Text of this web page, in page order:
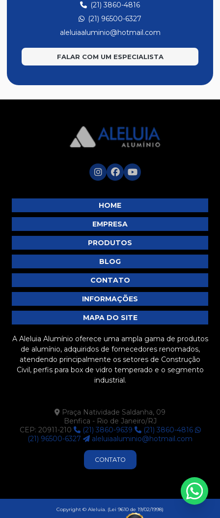
Linha de Temperado
Linha de Temperado Leve
Linha Móveis
Linha Suprema
Tubos
Tubos Redondo
Venezianas
Vitrines
(21) 3860-4816
(21) 96500-6327
aleluiaaluminio@hotmail.com
FALAR COM UM ESPECIALISTA
HOME
EMPRESA
PRODUTOS
BLOG
CONTATO
INFORMAÇÕES
MAPA DO SITE
A Aleluia Alumínio oferece uma ampla gama de produtos
de alumínio, adquiridos de fornecedores renomados,
atendendo principalmente os setores de Construção
Civil, perfis para box de vidro temperado e o segmento
industrial.
Praça Natividade Saldanha, 09
Benfica - Rio de Janeiro/RJ
CEP: 20911-210
(21) 3860-9639
(21) 3860-4816
(21) 96500-6327
aleluiaaluminio@hotmail.com
CONTATO
Copyright © Aleluia. (Lei 9610 de 19/02/1998)